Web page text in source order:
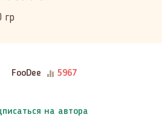
гр
FooDee 5967
на автора